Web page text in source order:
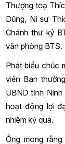
Thượng toạ
Dũng, Ni sư
Chánh thư ký
văn phòng BTS.
Phát biểu chúc
viên Ban
UBND tỉnh
hoạt động lợi
nhiệm kỳ qua.
Ông mong